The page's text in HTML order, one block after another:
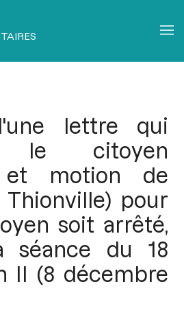
lettre qui
le citoyen
et motion de
pour
soit arrêté,
séance du 18
II (8 décembre